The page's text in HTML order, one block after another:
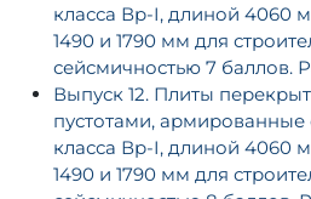
класса Вр-I, длиной 4060
1490 и 1790 мм для
сейсмичностью 7 баллов.
Выпуск 12. Плиты
пустотами, армированные
класса Вр-I, длиной 4060
1490 и 1790 мм для